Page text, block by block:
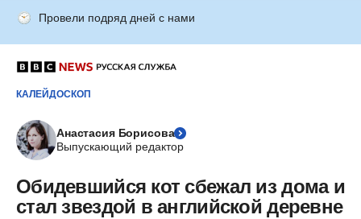
Провели подряд дней с нами
КАЛЕЙДОСКОП
Анастасия Борисова
Выпускающий редактор
Обидевшийся кот сбежал из дома и
стал звездой в английской деревне